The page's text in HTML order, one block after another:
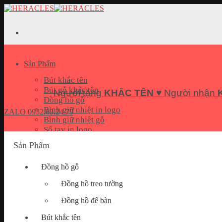
Skip
Sản Phẩm
Bút khắc tên
Bút gỗ khắc tên
Đồng hồ gỗ
Bình giữ nhiệt in logo
Bình giữ nhiệt gỗ
Sổ tay in logo
Pin sạc dự phòng in logo
Móc khoá khắc tên
Hộp đựng name card
Quà tặng doanh nghiệp
Bài Viết
Người tặng KHẮC TÊN ♥ Người nhận
ZALO 0932.69.24.79
Sản Phẩm
Đồng hồ gỗ
Đồng hồ treo tường
Đồng hồ để bàn
Bút khắc tên